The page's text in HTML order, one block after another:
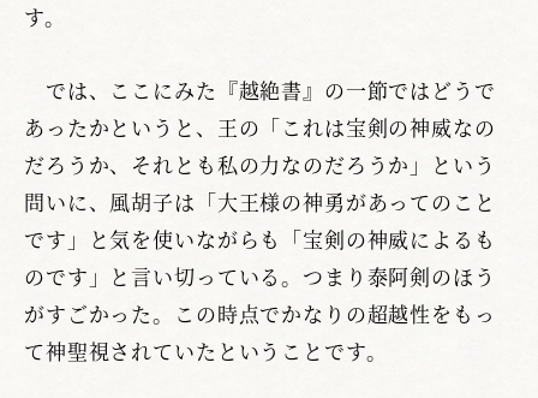
す。
では、ここにみた『越絶書』の一節ではどうで
あったかというと、王の「これは宝剣の神威なの
だろうか、それとも私の力なのだろうか」という
問いに、風胡子は「大王様の神勇があってのこと
です」と気を使いながらも「宝剣の神威によるも
のです」と言い切っている。つまり泰阿剣のほう
がすごかった。この時点でかなりの超越性をもっ
て神聖視されていたということです。